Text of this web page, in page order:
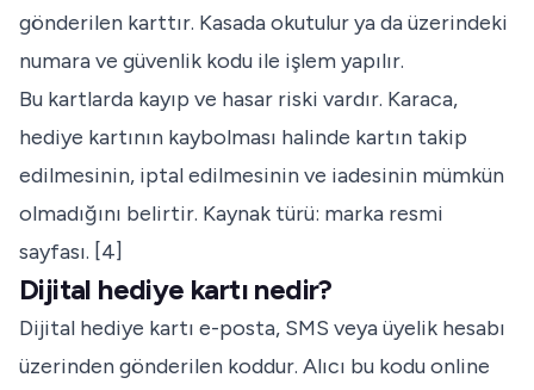
gönderilen karttır. Kasada okutulur ya da üzerindeki
numara ve güvenlik kodu ile işlem yapılır.
Bu kartlarda kayıp ve hasar riski vardır. Karaca,
hediye kartının kaybolması halinde kartın takip
edilmesinin, iptal edilmesinin ve iadesinin mümkün
olmadığını belirtir. Kaynak türü: marka resmi
sayfası. [4]
Dijital hediye kartı nedir?
Dijital hediye kartı e-posta, SMS veya üyelik hesabı
üzerinden gönderilen koddur. Alıcı bu kodu online